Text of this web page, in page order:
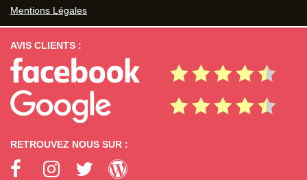
Mentions Légales
AVIS CLIENTS :
RETROUVEZ NOUS SUR :